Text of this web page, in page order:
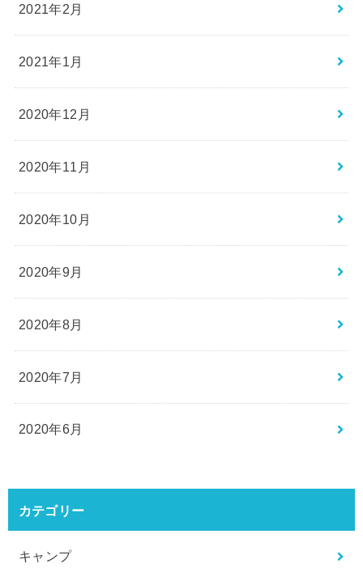
2021年2月
2021年1月
2020年12月
2020年11月
2020年10月
2020年9月
2020年8月
2020年7月
2020年6月
カテゴリー
キャンプ